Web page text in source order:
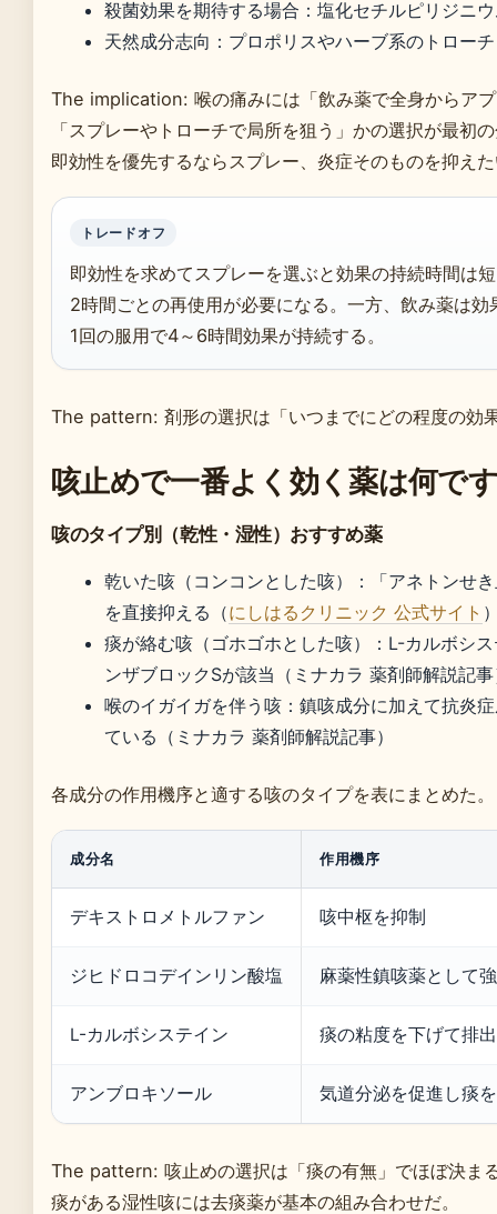
殺菌効果を期待する場合：塩化セチルピリジニ
天然成分志向：プロポリスやハーブ系のトロー
The implication: 喉の痛みには「飲み薬で全身からア
「スプレーやトローチで局所を狙う」かの選択が最初
即効性を優先するならスプレー、炎症そのものを抑え
トレードオフ
即効性を求めてスプレーを選ぶと効果の持続時間は
2時間ごとの再使用が必要になる。一方、飲み薬は
1回の服用で4～6時間効果が持続する。
The pattern: 剤形の選択は「いつまでにどの程度の効
咳止めで一番よく効く薬は何で
咳のタイプ別（乾性・湿性）おすすめ薬
乾いた咳（コンコンとした咳）：「アネトンせ
を直接抑える（にしはるクリニック 公式サイト
痰が絡む咳（ゴホゴホとした咳）：L-カルボシ
ンザブロックSが該当（ミナカラ 薬剤師解説記
喉のイガイガを伴う咳：鎮咳成分に加えて抗炎
ている（ミナカラ 薬剤師解説記事）
各成分の作用機序と適する咳のタイプを表にまとめた。
成分名 作用機序
デキストロメトルファン 咳中枢を抑制
ジヒドロコデインリン酸塩 麻薬性鎮咳薬として
L-カルボシステイン 痰の粘度を下げて排
アンブロキソール 気道分泌を促進し痰
The pattern: 咳止めの選択は「痰の有無」でほぼ決ま
痰がある湿性咳には去痰薬が基本の組み合わせだ。